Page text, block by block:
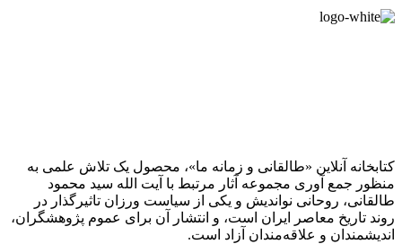
کتابخانه آنلاین «طالقانی و زمانه ما»، محصول یک تلاش علمی به
منظور جمع آوری مجموعه آثار مرتبط با آیت الله سید محمود
طالقانی، روحانی نواندیش و یکی از سیاست ورزان تاثیرگذار در
روند تاریخ معاصر ایران است، و انتشار آن برای عموم پژوهشگران،
اندیشمندان و علاقه‌مندان آزاد است.